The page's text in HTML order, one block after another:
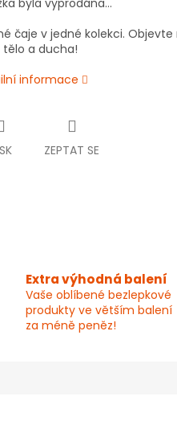
byla vyprodána…
čaje v jedné kolekci.
tělo a ducha!
informace
ZEPTAT SE
Extra výhodná balení
Vaše oblíbené bezlepkové
produkty ve větším balení
za méně peněz!